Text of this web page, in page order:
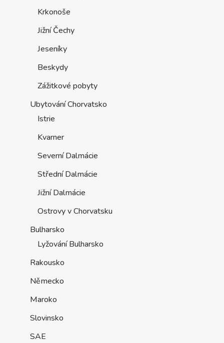
Krkonoše
Jižní Čechy
Jeseníky
Beskydy
Zážitkové pobyty
Ubytování Chorvatsko
Istrie
Kvarner
Severní Dalmácie
Střední Dalmácie
Jižní Dalmácie
Ostrovy v Chorvatsku
Bulharsko
Lyžování Bulharsko
Rakousko
Německo
Maroko
Slovinsko
SAE